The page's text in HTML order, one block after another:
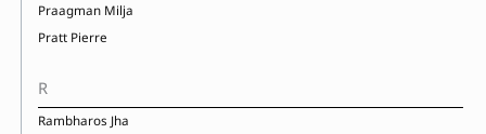
Praagman Milja
Pratt Pierre
R
Rambharos Jha